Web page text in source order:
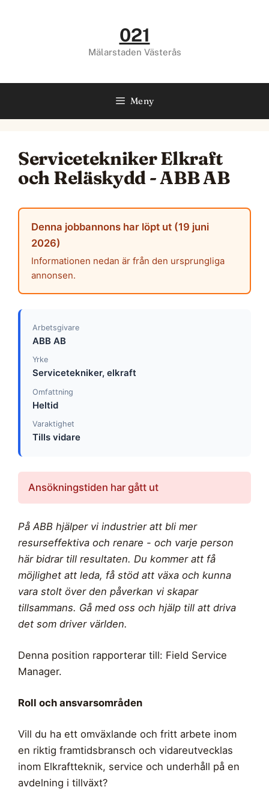
021
Mälarstaden Västerås
Meny
Servicetekniker Elkraft
och Reläskydd - ABB AB
Denna jobbannons har löpt ut (19 juni
2026)
Informationen nedan är från den ursprungliga
annonsen.
Arbetsgivare
ABB AB
Yrke
Servicetekniker, elkraft
Omfattning
Heltid
Varaktighet
Tills vidare
Ansökningstiden har gått ut
På ABB hjälper vi industrier att bli mer
resurseffektiva och renare - och varje person
här bidrar till resultaten. Du kommer att få
möjlighet att leda, få stöd att växa och kunna
vara stolt över den påverkan vi skapar
tillsammans. Gå med oss och hjälp till att driva
det som driver världen.
Denna position rapporterar till: Field Service
Manager.
Roll och ansvarsområden
Vill du ha ett omväxlande och fritt arbete inom
en riktig framtidsbransch och vidareutvecklas
inom Elkraftteknik, service och underhåll på en
avdelning i tillväxt?